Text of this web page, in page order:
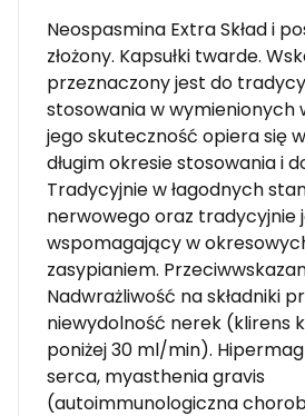
Neospasmina Extra Skład i
złożony. Kapsułki twarde.
przeznaczony jest do
stosowania w wymienionych
jego skuteczność opiera się
długim okresie stosowania i
Tradycyjnie w łagodnych
nerwowego oraz tradycyjnie
wspomagający w
zasypianiem.
Nadwrażliwość na składniki
niewydolność nerek (klirens
poniżej 30 ml/min).
serca, myasthenia gravis
(autoimmunologiczna